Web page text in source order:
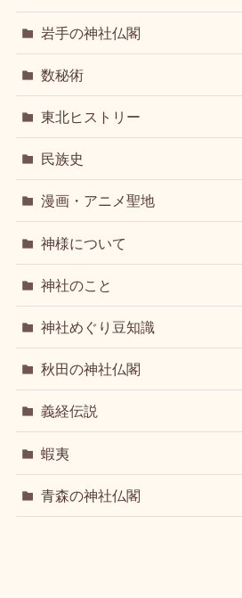
岩手の神社仏閣
数秘術
東北ヒストリー
民族史
漫画・アニメ聖地
神様について
神社のこと
神社めぐり豆知識
秋田の神社仏閣
義経伝説
蝦夷
青森の神社仏閣